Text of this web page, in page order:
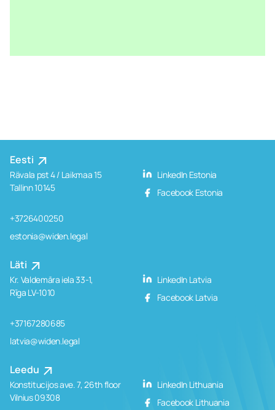
Eesti
Rävala pst 4 / Laikmaa 15
Tallinn 10145
+3726400250
estonia@widen.legal
LinkedIn Estonia
Facebook Estonia
Läti
Kr. Valdemāra iela 33-1,
Rīga LV-1010
+37167280685
latvia@widen.legal
LinkedIn Latvia
Facebook Latvia
Leedu
Konstitucijos ave. 7, 26th floor
Vilnius 09308
LinkedIn Lithuania
Facebook Lithuania